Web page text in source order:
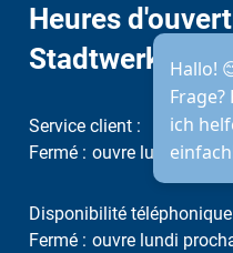
Heures
StadtwerkeHallo!
Frage?
ich
Service client :
Cliquez pour masquer
Fermé : ouvre lundi
Disponibilité
Cliquez pour masquer
Fermé : ouvre lundi